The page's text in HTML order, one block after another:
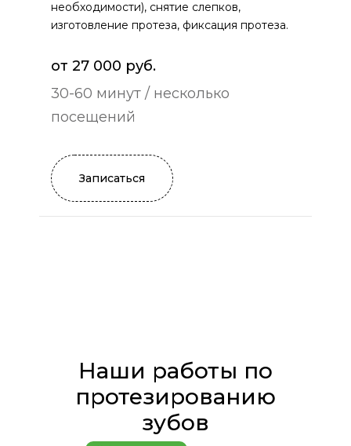
необходимости), снятие слепков,
изготовление протеза, фиксация протеза.
от 27 000 руб.
30-60 минут / несколько
посещений
Записаться
Наши работы по
протезированию
зубов